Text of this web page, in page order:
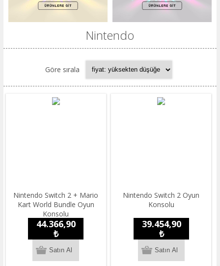
Nintendo
Göre sırala
Nintendo Switch 2 + Mario
Kart World Bundle Oyun
Konsolu
44.366,90
₺
Nintendo Switch 2 Oyun
Konsolu
39.454,90
₺